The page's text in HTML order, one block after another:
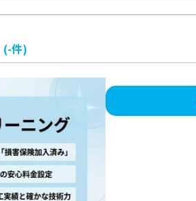
(-件)